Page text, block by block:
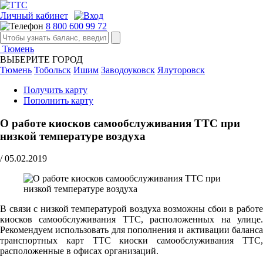
Личный кабинет
8 800 600 99 72
Тюмень
ВЫБЕРИТЕ ГОРОД
Тюмень Тобольск Ишим Заводоуковск Ялуторовск
Получить карту
Пополнить карту
О работе киосков самообслуживания ТТС при
низкой температуре воздуха
/ 05.02.2019
В связи с низкой температурой воздуха возможны сбои в работе
киосков самообслуживания ТТС, расположенных на улице.
Рекомендуем использовать для пополнения и активации баланса
транспортных карт ТТС киоски самообслуживания ТТС,
расположенные в офисах организаций.